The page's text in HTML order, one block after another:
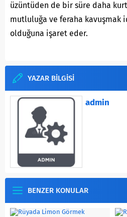
üzüntüden de bir süre daha
mutluluğa ve feraha kavuşmak
olduğuna işaret eder.
YAZAR BİLGİSİ
admin
BENZER KONULAR